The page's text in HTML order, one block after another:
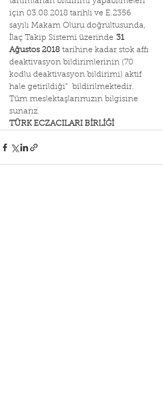
için 03.08.2018 tarihli ve E.2356
sayılı Makam Oluru doğrultusunda,
İlaç Takip Sistemi üzerinde 31
Ağustos 2018 tarihine kadar stok affı
deaktivasyon bildirimlerinin (70
kodlu deaktivasyon bildirimi) aktif
hale getirildiği”  bildirilmektedir.
Tüm meslektaşlarımızın bilgisine
sunarız.
TÜRK ECZACILARI BİRLİĞİ